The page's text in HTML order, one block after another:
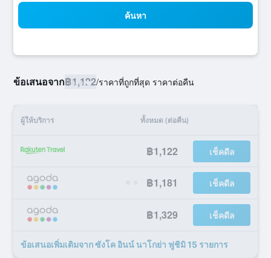
ค้นหา
ข้อเสนอจาก฿1,122/ราคาที่ถูกที่สุด ราคาต่อคืน
ผู้ให้บริการ ทั้งหมด (ต่อคืน)
฿1,122 เช็คดีล
฿1,181 เช็คดีล
฿1,329 เช็คดีล
ข้อเสนอเพิ่มเติมจาก ซังโค อินน์ นาโกย่า ฟูชิมิ 15 รายการ